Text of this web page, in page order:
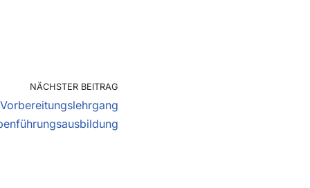
NÄCHSTER BEITRAG
Vorbereitungslehrgang